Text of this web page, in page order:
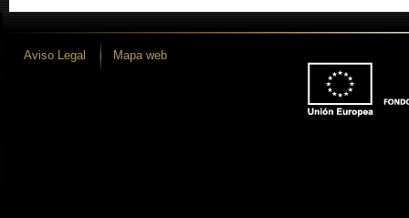
Aviso Legal Mapa web
iLUNE